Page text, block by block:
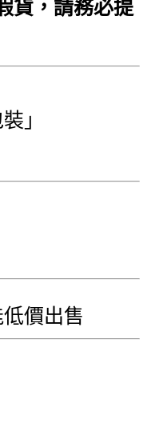
貨，請務必提
」
價出售